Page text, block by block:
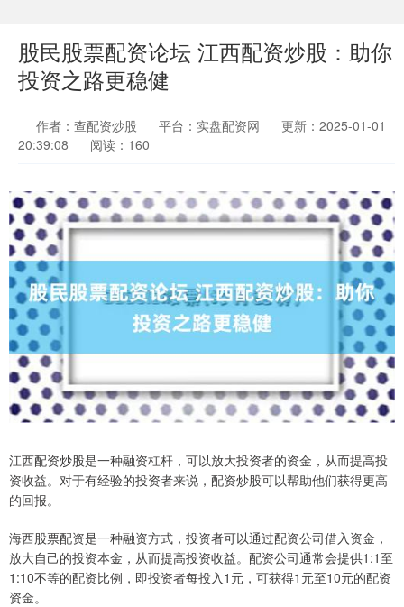
股民股票配资论坛 江西配资炒股：助你
投资之路更稳健
作者：查配资炒股 平台：实盘配资网
更新：2025-01-01
20:39:08
阅读：160
江西配资炒股是一种融资杠杆，可以放大投资者的资金，从而提高投
资收益。对于有经验的投资者来说，配资炒股可以帮助他们获得更高
的回报。
海西股票配资是一种融资方式，投资者可以通过配资公司借入资金，
放大自己的投资本金，从而提高投资收益。配资公司通常会提供1:1至
1:10不等的配资比例，即投资者每投入1元，可获得1元至10元的配资
资金。